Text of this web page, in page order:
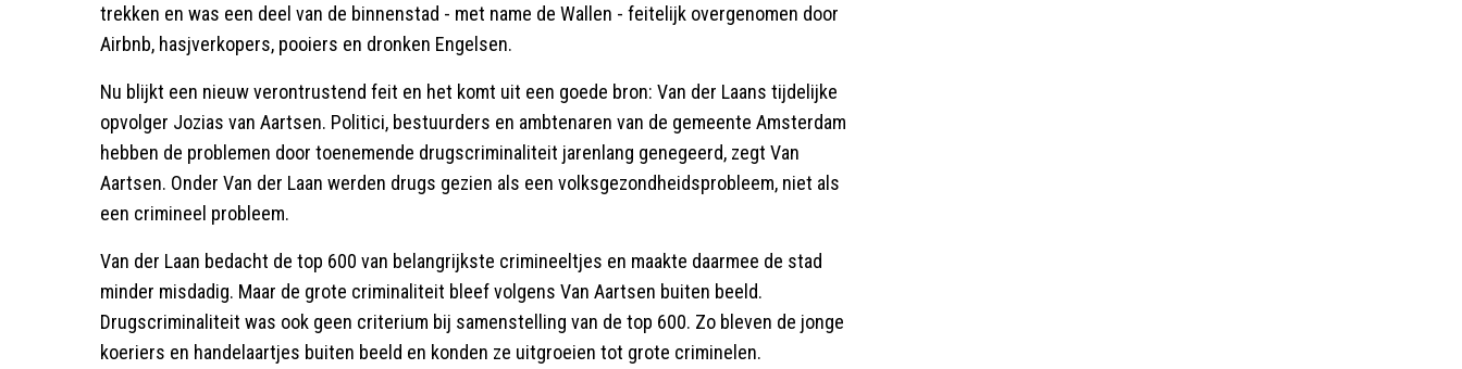
trekken en was een deel van de binnenstad - met name de Wallen - feitelijk overgenomen door
Airbnb, hasjverkopers, pooiers en dronken Engelsen.
Nu blijkt een nieuw verontrustend feit en het komt uit een goede bron: Van der Laans tijdelijke
opvolger Jozias van Aartsen. Politici, bestuurders en ambtenaren van de gemeente Amsterdam
hebben de problemen door toenemende drugscriminaliteit jarenlang genegeerd, zegt Van
Aartsen. Onder Van der Laan werden drugs gezien als een volksgezondheidsprobleem, niet als
een crimineel probleem.
Van der Laan bedacht de top 600 van belangrijkste crimineeltjes en maakte daarmee de stad
minder misdadig. Maar de grote criminaliteit bleef volgens Van Aartsen buiten beeld.
Drugscriminaliteit was ook geen criterium bij samenstelling van de top 600. Zo bleven de jonge
koeriers en handelaartjes buiten beeld en konden ze uitgroeien tot grote criminelen.